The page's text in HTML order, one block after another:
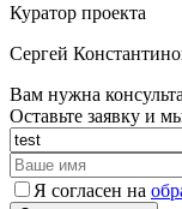
Куратор проекта
Сергей
Вам нужна
Оставьте заявку и
Я согласен на